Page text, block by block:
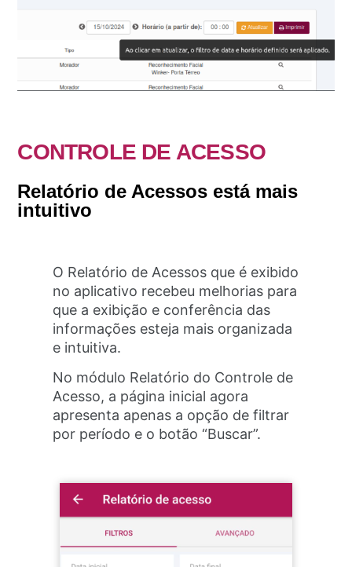
CONTROLE DE ACESSO
Relatório de Acessos está mais
intuitivo
O Relatório de Acessos que é exibido
no aplicativo recebeu melhorias para
que a exibição e conferência das
informações esteja mais organizada
e intuitiva.
No módulo Relatório do Controle de
Acesso, a página inicial agora
apresenta apenas a opção de filtrar
por período e o botão “Buscar”.